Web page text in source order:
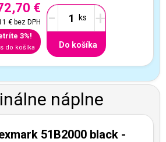
€
€bez DPH
3%!
do košíka
- +
Do košíka
náplne
51B2000 black -